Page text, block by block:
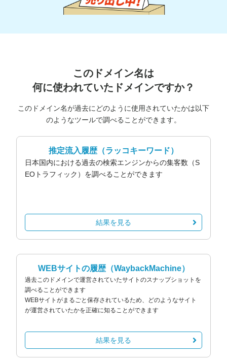
このドメイン名は
何に使われていたドメインですか？
このドメイン名が過去にどのように使用されていたかは以下
のようなツールで調べることができます。
推定流入履歴（ラッコキーワード）
日本国内における過去の検索エンジンからの集客数（S
EOトラフィック）を調べることができます
結果を見る
WEBサイトの履歴（WaybackMachine）
過去このドメインで運営されていたサイトのスナップショットを
調べることができます
WEBサイトがまるごと保存されているため、どのようなサイト
が運営されていたかを正確に知ることができます
結果を見る